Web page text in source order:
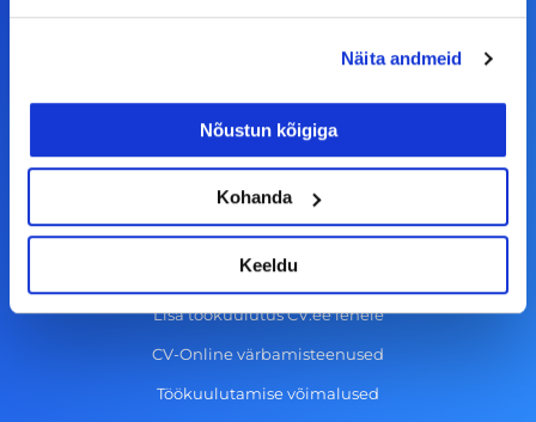
Näita andmeid
Nõustun kõigiga
Kohanda
Keeldu
o
k
f
g
a
m
d
n
b
e
Aktiveeri tööpakkumiste teavitus
KKK
Kasutustingimused
Tööandjale
Lisa töökuulutus CV.ee lehele
CV-Online värbamisteenused
Töökuulutamise võimalused